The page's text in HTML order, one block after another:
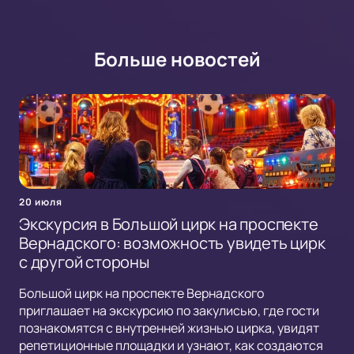
Больше новостей
20 июля
Экскурсия в Большой цирк на проспекте
Вернадского: возможность увидеть цирк
с другой стороны
Большой цирк на проспекте Вернадского
приглашает на экскурсию по закулисью, где гости
познакомятся с внутренней жизнью цирка, увидят
репетиционные площадки и узнают, как создаются